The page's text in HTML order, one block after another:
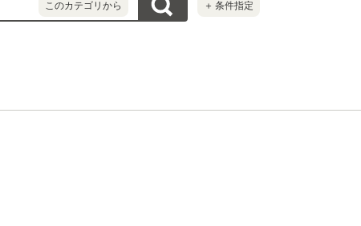
このカテゴリから ＋ 条件指定